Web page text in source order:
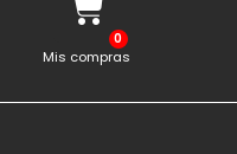
Mis compras